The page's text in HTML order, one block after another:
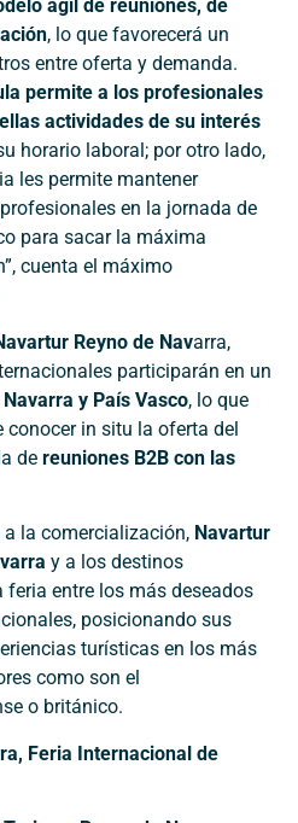
ágil de reuniones, de
, lo que favorecerá un
entre oferta y demanda.
permite a los profesionales
actividades de su interés
horario laboral; por otro lado,
les permite mantener
en la jornada de
para sacar la máxima
cuenta el máximo
Reyno de Navarra,
participarán en un
y País Vasco, lo que
conocer in situ la oferta del
de reuniones B2B con las
a la comercialización, Navartur
y a los destinos
entre los más deseados
posicionando sus
turísticas en los más
como son el
o británico.
Feria Internacional de